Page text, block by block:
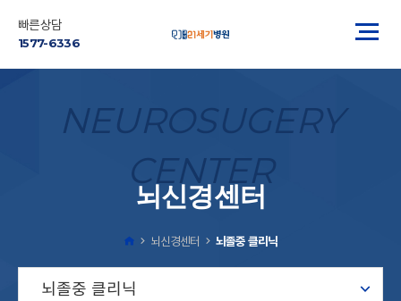
빠른상담
1577-6336
NEUROSUGERY
CENTER
뇌신경센터
뇌신경센터 뇌졸중 클리닉
뇌졸중 클리닉